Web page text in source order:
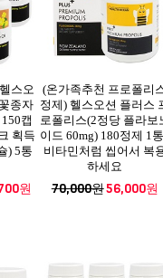
스오
종자
캡
획득
) 5통
원
(온가족추천 프로폴리
정제) 헬스오션 플러스
로폴리스(2정당 플라보
이드 60mg) 180정제 1
비타민처럼 씹어서 복
하세요
70,000원56,000원